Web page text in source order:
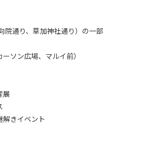
院通り、草加神社通り）の一部
ソン広場、マルイ前）
展
解きイベント